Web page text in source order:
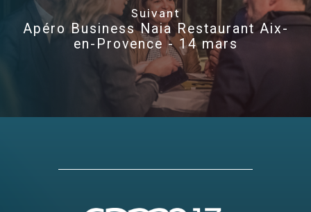
Suivant
Apéro Business Naia Restaurant Aix-
en-Provence - 14 mars